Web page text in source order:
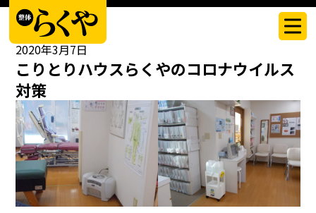
スタッフブログ
2020年3月7日
こりとりハウスらくやのコロナウイルス
対策